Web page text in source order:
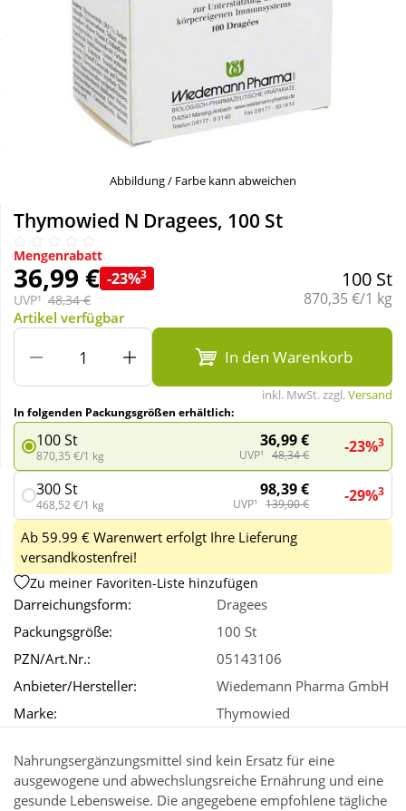
Schnäppchen
Täglich gut versorgt
Körperpflege & Kosmetik
Liebe & Erotik
Mutter & Kind
Nahrungsergänzung
Natur & Homöopathie
Sanitätshaus
Wellness
Abbildung / Farbe kann abweichen
Thymowied N Dragees, 100 St
Mengenrabatt
36,99 € -23%3
UVP¹ 48,34 €
100 St
Grundpreis:
870,35 €/1 kg
Artikel verfügbar
In den Warenkorb
inkl. MwSt. zzgl.Versand
In folgenden Packungsgrößen erhältlich:
100 St
870,35 €/1 kg
36,99 €
UVP¹ 48,34 € -23%3
300 St
468,52 €/1 kg
98,39 €
UVP¹ 139,00 € -29%3
Ab 59.99 € Warenwert erfolgt Ihre Lieferung
versandkostenfrei!
Zu meiner Favoriten-Liste hinzufügen
Darreichungsform:
Dragees
Packungsgröße:
100 St
PZN/Art.Nr.:
05143106
Anbieter/Hersteller:
Wiedemann Pharma GmbH
Marke:
Thymowied
Nahrungsergänzungsmittel sind kein Ersatz für eine
ausgewogene und abwechslungsreiche Ernährung und eine
gesunde Lebensweise. Die angegebene empfohlene tägliche